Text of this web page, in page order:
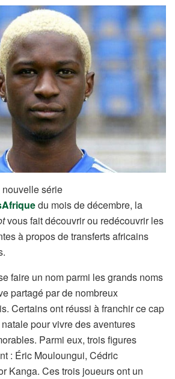
série
du mois de décembre, la
vous fait découvrir ou redécouvrir les
à propos de transferts africains
faire un nom parmi les grands noms
partagé par de nombreux
Certains ont réussi à franchir ce cap
pour vivre des aventures
Parmi eux, trois figures
: Éric Mouloungui, Cédric
Kanga. Ces trois joueurs ont un